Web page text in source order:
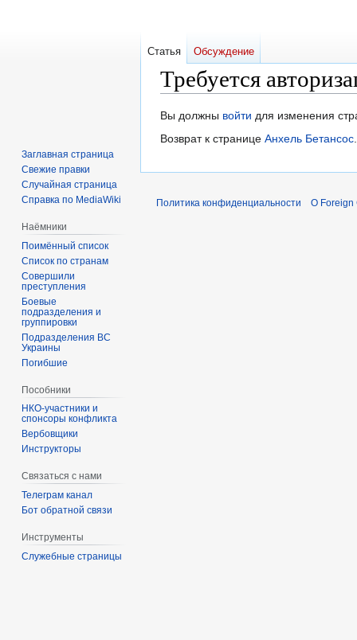
Требуется
Перейти
к
Перейти
к
Вы должны войти для изменения
Возврат к странице Анхель Бетансос.
Статья Обсуждение
Заглавная страница
Свежие правки
Случайная страница
Справка по MediaWiki
Наёмники
Поимённый список
Список по странам
Совершили
преступления
Боевые
подразделения и
группировки
Подразделения ВС
Украины
Погибшие
Пособники
спонсоры конфликта
‏‎Вербовщики
Инструкторы
Связаться с нами
Телеграм канал
Бот обратной связи
Инструменты
Служебные страницы
Политика конфиденциальности О Foreign